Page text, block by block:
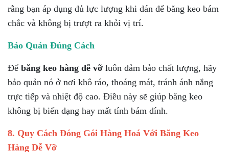
rằng bạn áp dụng đủ lực lượng khi dán để băng keo bám
chắc và không bị trượt ra khỏi vị trí.
Bảo Quản Đúng Cách
Để băng keo hàng dễ vỡ luôn đảm bảo chất lượng, hãy
bảo quản nó ở nơi khô ráo, thoáng mát, tránh ánh nắng
trực tiếp và nhiệt độ cao. Điều này sẽ giúp băng keo
không bị biến dạng hay mất tính bám dính.
8. Quy Cách Đóng Gói Hàng Hoá Với Băng Keo
Hàng Dễ Vỡ